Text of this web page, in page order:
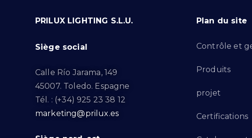
PRILUX LIGHTING S.L.U.
Siège social
Calle Río Jarama, 149
45007. Toledo. Espagne
Tél. : (+34) 925 23 38 12
marketing@prilux.es
Plan du site
Contrôle et
Produits
projet
Certifications